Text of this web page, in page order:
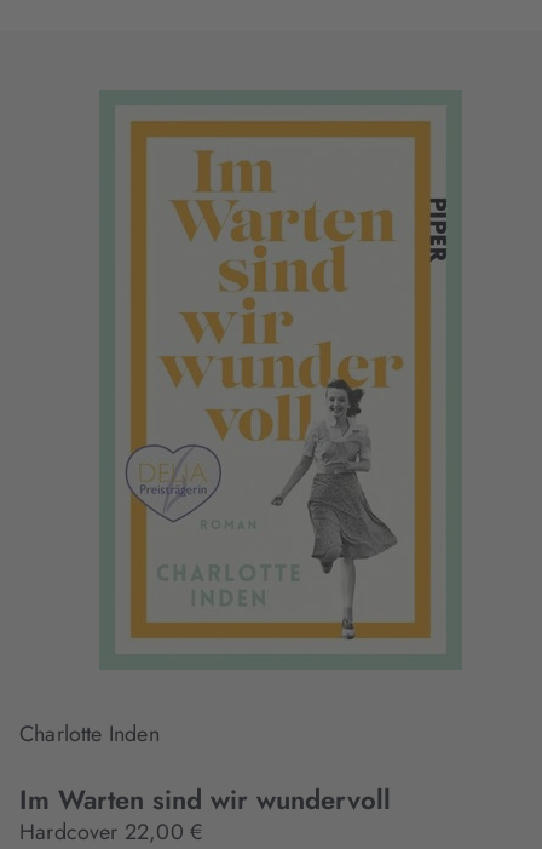
Charlotte Inden
Im Warten sind wir wundervoll
Hardcover 22,00 €